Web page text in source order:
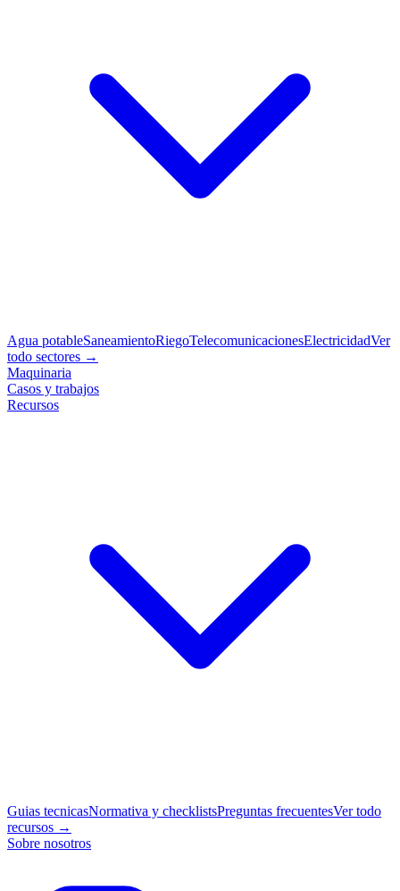
Agua potableSaneamientoRiegoTelecomunicacionesElectricidadVer
todo sectores →
Maquinaria
Casos y trabajos
Recursos
Guias tecnicasNormativa y checklistsPreguntas frecuentesVer todo
recursos →
Sobre nosotros